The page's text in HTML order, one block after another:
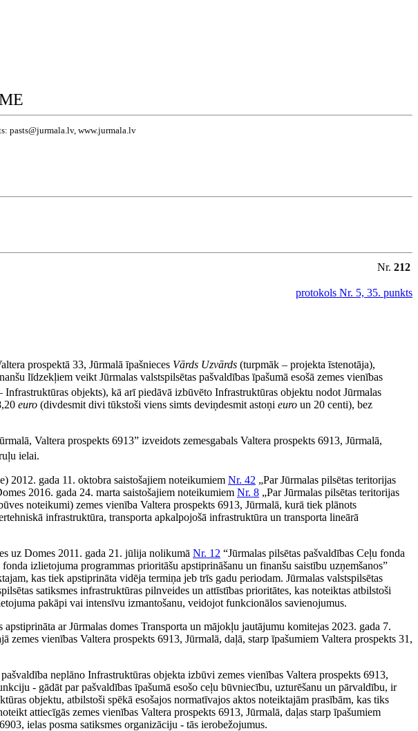
pasts@jurmala.lv, www.jurmala.lv
Nr. 212
protokols Nr. 5, 35. punkts
prospektā 33, Jūrmalā īpašnieces Vārds Uzvārds (turpmāk – projekta īstenotāja),
līdzekļiem veikt Jūrmalas valstspilsētas pašvaldības īpašumā esošā zemes vienības
objekts), kā arī piedāvā izbūvēto Infrastruktūras objektu nodot Jūrmalas
euro (divdesmit divi tūkstoši viens simts deviņdesmit astoņi euro un 20 centi), bez
Valtera prospekts 6913” izveidots zemesgabals Valtera prospekts 6913, Jūrmalā,
ielai.
2012. gada 11. oktobra saistošajiem noteikumiem Nr. 42 „Par Jūrmalas pilsētas teritorijas
2016. gada 24. marta saistošajiem noteikumiem Nr. 8 „Par Jūrmalas pilsētas teritorijas
noteikumi) zemes vienība Valtera prospekts 6913, Jūrmalā, kurā tiek plānots
infrastruktūra, transporta apkalpojošā infrastruktūra un transporta lineārā
uz Domes 2011. gada 21. jūlija nolikumā Nr. 12 “Jūrmalas pilsētas pašvaldības Ceļu fonda
izlietojuma programmas prioritāšu apstiprināšanu un finanšu saistību uzņemšanos”
kas tiek apstiprināta vidēja termiņa jeb trīs gadu periodam. Jūrmalas valstspilsētas
satiksmes infrastruktūras pilnveides un attīstības prioritātes, kas noteiktas atbilstoši
pakāpi vai intensīvu izmantošanu, veidojot funkcionālos savienojumus.
ar Jūrmalas domes Transporta un mājokļu jautājumu komitejas 2023. gada 7.
vienības Valtera prospekts 6913, Jūrmalā, daļā, starp īpašumiem Valtera prospekts 31,
neplāno Infrastruktūras objekta izbūvi zemes vienības Valtera prospekts 6913,
- gādāt par pašvaldības īpašumā esošo ceļu būvniecību, uzturēšanu un pārvaldību, ir
objektu, atbilstoši spēkā esošajos normatīvajos aktos noteiktajām prasībām, kas tiks
attiecīgās zemes vienības Valtera prospekts 6913, Jūrmalā, daļas starp īpašumiem
ielas posma satiksmes organizāciju - tās ierobežojumus.